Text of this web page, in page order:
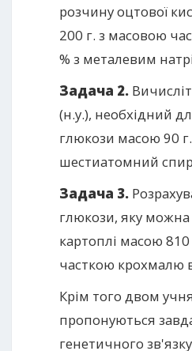
розчину оцтової
200 г. з масовою
% з металевим
Задача 2.
(н.у.), необхідний
глюкози масою 90
шестиатомний
Задача 3.
глюкози, яку можна
картоплі масою
часткою крохмалю
Крім того двом
пропонуються
генетичного